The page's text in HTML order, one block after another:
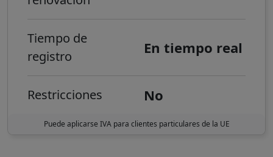
Tiempo de
registro
En tiempo real
Restricciones No
Puede aplicarse IVA para clientes particulares de la UE